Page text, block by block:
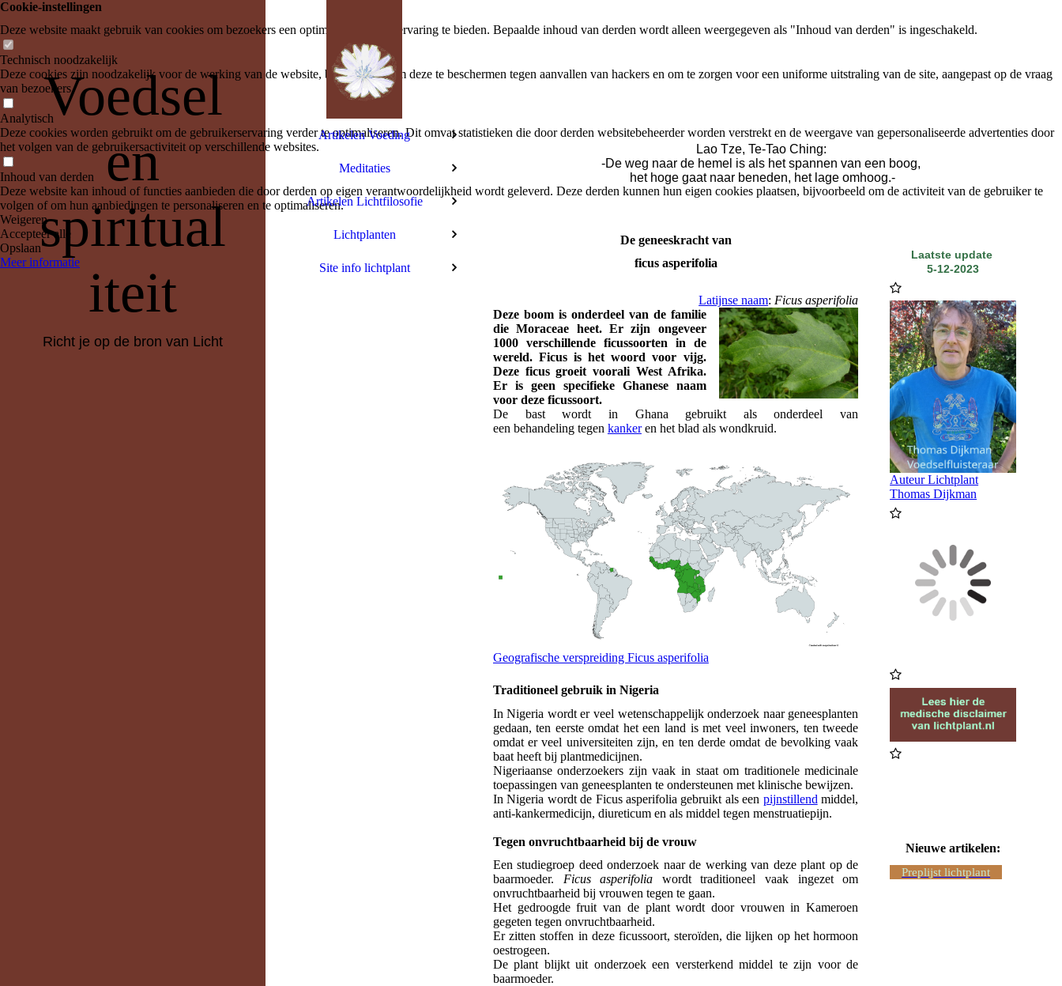
Voedsel
en
spiritual
iteit
Richt je op de bron van Licht
Artikelen Voeding
Meditaties
Artikelen Lichtfilosofie
Lichtplanten
Site info lichtplant
Lao Tze, Te-Tao Ching:
-De weg naar de hemel is als het spannen van een boog,
het hoge gaat naar beneden, het lage omhoog.-
De geneeskracht van
ficus asperifolia
Latijnse naam: Ficus asperifolia
Deze boom is onderdeel van de familie
die Moraceae heet. Er zijn ongeveer
1000 verschillende ficussoorten in de
wereld. Ficus is het woord voor vijg.
Deze ficus groeit voorali West Afrika.
Er is geen specifieke Ghanese naam
voor deze ficussoort.
De bast wordt in Ghana gebruikt als onderdeel van
een behandeling tegen kankeren het blad als wondkruid.
Geografische verspreiding Ficus asperifolia
Traditioneel gebruik in Nigeria
In Nigeria wordt er veel wetenschappelijk onderzoek naar geneesplanten
gedaan, ten eerste omdat het een land is met veel inwoners, ten tweede
omdat er veel universiteiten zijn, en ten derde omdat de bevolking vaak
baat heeft bij plantmedicijnen.
Nigeriaanse onderzoekers zijn vaak in staat om traditionele medicinale
toepassingen van geneesplanten te ondersteunen met klinische bewijzen.
In Nigeria wordt de Ficus asperifolia gebruikt als een pijnstillend middel,
anti-kankermedicijn, diureticum en als middel tegen menstruatiepijn.
Tegen onvruchtbaarheid bij de vrouw
Een studiegroep deed onderzoek naar de werking van deze plant op de
baarmoeder. Ficus asperifolia wordt traditioneel vaak ingezet om
onvruchtbaarheid bij vrouwen tegen te gaan.
Het gedroogde fruit van de plant wordt door vrouwen in Kameroen
gegeten tegen onvruchtbaarheid.
Er zitten stoffen in deze ficussoort, steroïden, die lijken op het hormoon
oestrogeen.
De plant blijkt uit onderzoek een versterkend middel te zijn voor de
baarmoeder.
Laatste update
5-12-2023
Auteur Lichtplant
Thomas Dijkman
Nieuwe artikelen:
Preplijst lichtplant
Cookie-instellingen
Deze website maakt gebruik van cookies om bezoekers een optimale gebruikerservaring te bieden. Bepaalde inhoud van derden wordt alleen weergegeven als "Inhoud van derden" is ingeschakeld.
Technisch noodzakelijk
Deze cookies zijn noodzakelijk voor de werking van de website, bijvoorbeeld om deze te beschermen tegen aanvallen van hackers en om te zorgen voor een uniforme uitstraling van de site, aangepast op de vraag
van bezoekers.
Analytisch
Deze cookies worden gebruikt om de gebruikerservaring verder te optimaliseren. Dit omvat statistieken die door derden websitebeheerder worden verstrekt en de weergave van gepersonaliseerde advertenties door
het volgen van de gebruikersactiviteit op verschillende websites.
Inhoud van derden
Deze website kan inhoud of functies aanbieden die door derden op eigen verantwoordelijkheid wordt geleverd. Deze derden kunnen hun eigen cookies plaatsen, bijvoorbeeld om de activiteit van de gebruiker te
volgen of om hun aanbiedingen te personaliseren en te optimaliseren.
Weigeren
Accepteer alle
Opslaan
Meer informatie